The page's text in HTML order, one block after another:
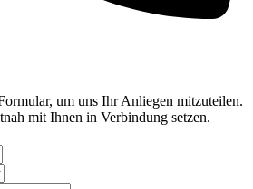
um uns Ihr Anliegen mitzuteilen.
mit Ihnen in Verbindung setzen.